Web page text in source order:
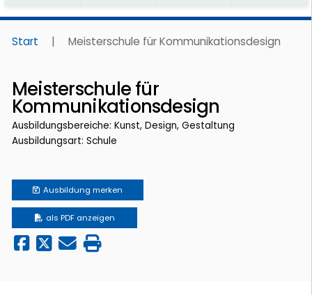
Start | Meisterschule für Kommunikationsdesign
Meisterschule für
Kommunikationsdesign
Ausbildungsbereiche: Kunst, Design, Gestaltung
Ausbildungsart: Schule
Ausbildung merken
als PDF anzeigen